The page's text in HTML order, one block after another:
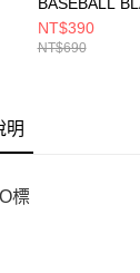
女 棒球帽
A01
NT$390
NT$690
明
標